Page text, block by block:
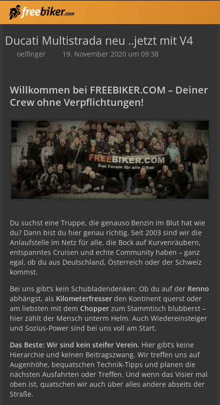
Ducati Multistrada neu ..jetzt mit V4
oelfinger 19. November 2020 um 09:38
Willkommen bei FREEBIKER.COM – Deiner
Crew ohne Verpflichtungen!
Du suchst eine Truppe, die genauso Benzin im Blut hat wie
du? Dann bist du hier genau richtig. Seit 2003 sind wir die
Anlaufstelle im Netz für alle, die Bock auf Kurvenräubern,
entspanntes Cruisen und echte Community haben – ganz
egal, ob du aus Deutschland, Österreich oder der Schweiz
kommst.
Bei uns gibt’s kein Schubladendenken: Ob du auf der Renno
abhängst, als Kilometerfresser den Kontinent querst oder
am liebsten mit dem Chopper zum Stammtisch blubberst –
hier zählt der Mensch unterm Helm. Auch Wiedereinsteiger
und Sozius-Power sind bei uns voll am Start.
Das Beste: Wir sind kein steifer Verein. Hier gibt’s keine
Hierarchie und keinen Beitragszwang. Wir treffen uns auf
Augenhöhe, bequatschen Technik-Tipps und planen die
nächsten Ausfahrten oder Treffen. Und wenn das Visier mal
oben ist, quatschen wir auch über alles andere abseits der
Straße.